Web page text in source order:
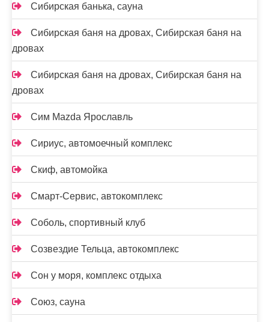
Сибирская банька, сауна
Сибирская баня на дровах, Сибирская баня на
дровах
Сибирская баня на дровах, Сибирская баня на
дровах
Сим Mazda Ярославль
Сириус, автомоечный комплекс
Скиф, автомойка
Смарт-Сервис, автокомплекс
Соболь, спортивный клуб
Созвездие Тельца, автокомплекс
Сон у моря, комплекс отдыха
Союз, сауна